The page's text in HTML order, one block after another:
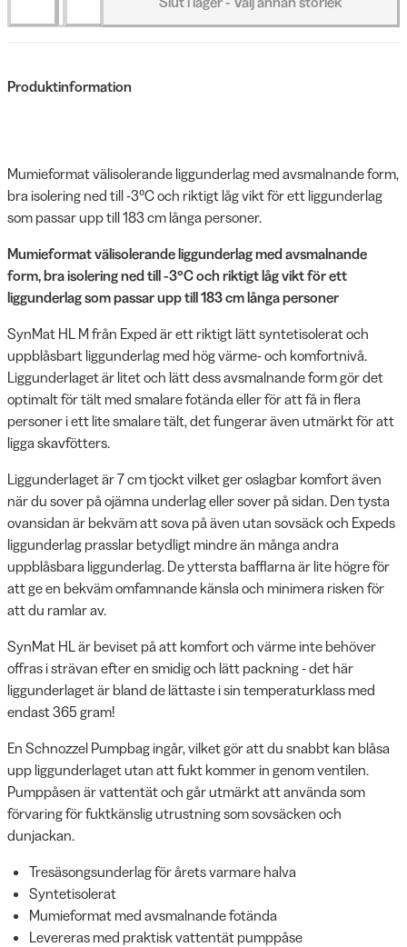
Produktinformation
Mumieformat välisolerande liggunderlag med avsmalnande form,
bra isolering ned till -3°C och riktigt låg vikt för ett liggunderlag
som passar upp till 183 cm långa personer.
Mumieformat välisolerande liggunderlag med avsmalnande
form, bra isolering ned till -3°C och riktigt låg vikt för ett
liggunderlag som passar upp till 183 cm långa personer
SynMat HL M från Exped är ett riktigt lätt syntetisolerat och
uppblåsbart liggunderlag med hög värme- och komfortnivå.
Liggunderlaget är litet och lätt dess avsmalnande form gör det
optimalt för tält med smalare fotända eller för att få in flera
personer i ett lite smalare tält, det fungerar även utmärkt för att
ligga skavfötters.
Liggunderlaget är 7 cm tjockt vilket ger oslagbar komfort även
när du sover på ojämna underlag eller sover på sidan. Den tysta
ovansidan är bekväm att sova på även utan sovsäck och Expeds
liggunderlag prasslar betydligt mindre än många andra
uppblåsbara liggunderlag. De yttersta bafflarna är lite högre för
att ge en bekväm omfamnande känsla och minimera risken för
att du ramlar av.
SynMat HL är beviset på att komfort och värme inte behöver
offras i strävan efter en smidig och lätt packning - det här
liggunderlaget är bland de lättaste i sin temperaturklass med
endast 365 gram!
En Schnozzel Pumpbag ingår, vilket gör att du snabbt kan blåsa
upp liggunderlaget utan att fukt kommer in genom ventilen.
Pumppåsen är vattentät och går utmärkt att använda som
förvaring för fuktkänslig utrustning som sovsäcken och
dunjackan.
Tresäsongsunderlag för årets varmare halva
Syntetisolerat
Mumieformat med avsmalnande fotända
Levereras med praktisk vattentät pumppåse